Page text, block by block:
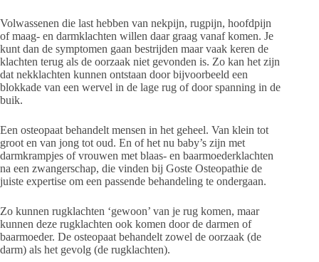
Volwassenen die last hebben van nekpijn, rugpijn, hoofdpijn
of maag- en darmklachten willen daar graag vanaf komen. Je
kunt dan de symptomen gaan bestrijden maar vaak keren de
klachten terug als de oorzaak niet gevonden is. Zo kan het zijn
dat nekklachten kunnen ontstaan door bijvoorbeeld een
blokkade van een wervel in de lage rug of door spanning in de
buik.
Een osteopaat behandelt mensen in het geheel. Van klein tot
groot en van jong tot oud. En of het nu baby’s zijn met
darmkrampjes of vrouwen met blaas- en baarmoederklachten
na een zwangerschap, die vinden bij Goste Osteopathie de
juiste expertise om een passende behandeling te ondergaan.
Zo kunnen rugklachten ‘gewoon’ van je rug komen, maar
kunnen deze rugklachten ook komen door de darmen of
baarmoeder. De osteopaat behandelt zowel de oorzaak (de
darm) als het gevolg (de rugklachten).